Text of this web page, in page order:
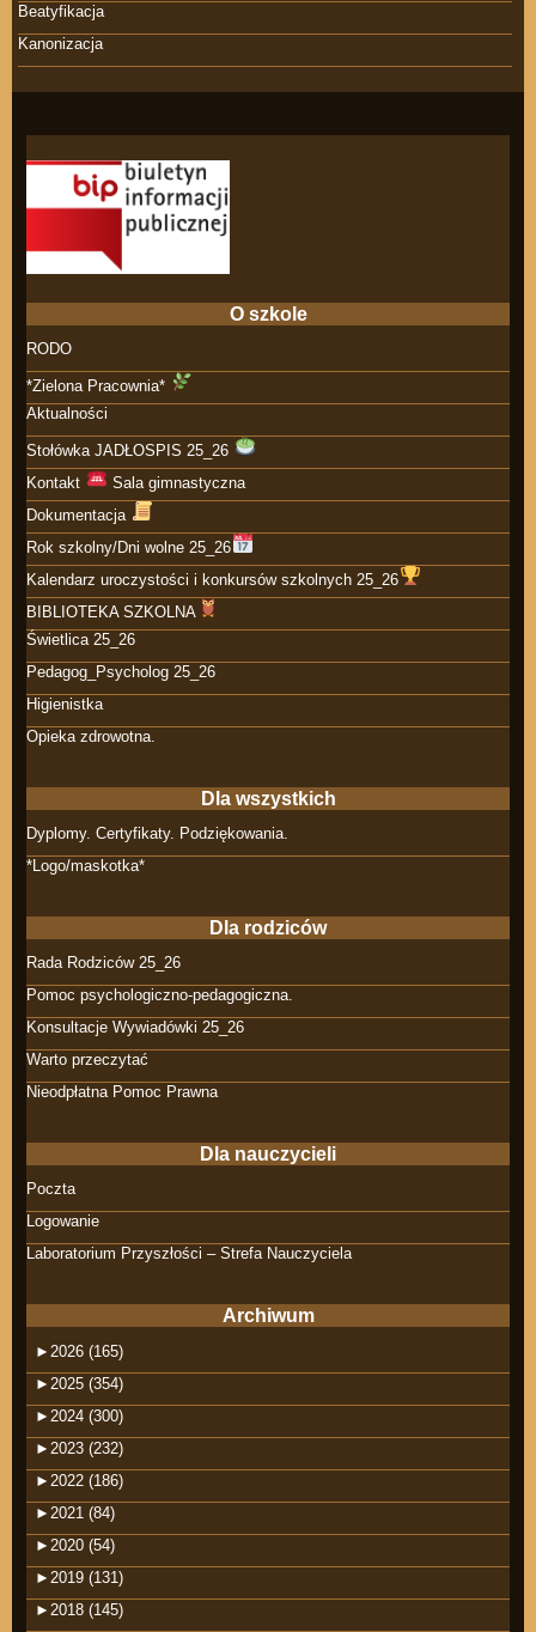
Beatyfikacja
Kanonizacja
O szkole
RODO
*Zielona Pracownia*
Aktualności
Stołówka JADŁOSPIS 25_26
Kontakt
Sala gimnastyczna
Dokumentacja
Rok szkolny/Dni wolne 25_26
Kalendarz uroczystości i konkursów szkolnych 25_26
BIBLIOTEKA SZKOLNA
Świetlica 25_26
Pedagog_Psycholog 25_26
Higienistka
Opieka zdrowotna.
Dla wszystkich
Dyplomy. Certyfikaty. Podziękowania.
*Logo/maskotka*
Dla rodziców
Rada Rodziców 25_26
Pomoc psychologiczno-pedagogiczna.
Konsultacje Wywiadówki 25_26
Warto przeczytać
Nieodpłatna Pomoc Prawna
Dla nauczycieli
Poczta
Logowanie
Laboratorium Przyszłości – Strefa Nauczyciela
Archiwum
► 2026 (165)
► 2025 (354)
► 2024 (300)
► 2023 (232)
► 2022 (186)
► 2021 (84)
► 2020 (54)
► 2019 (131)
► 2018 (145)